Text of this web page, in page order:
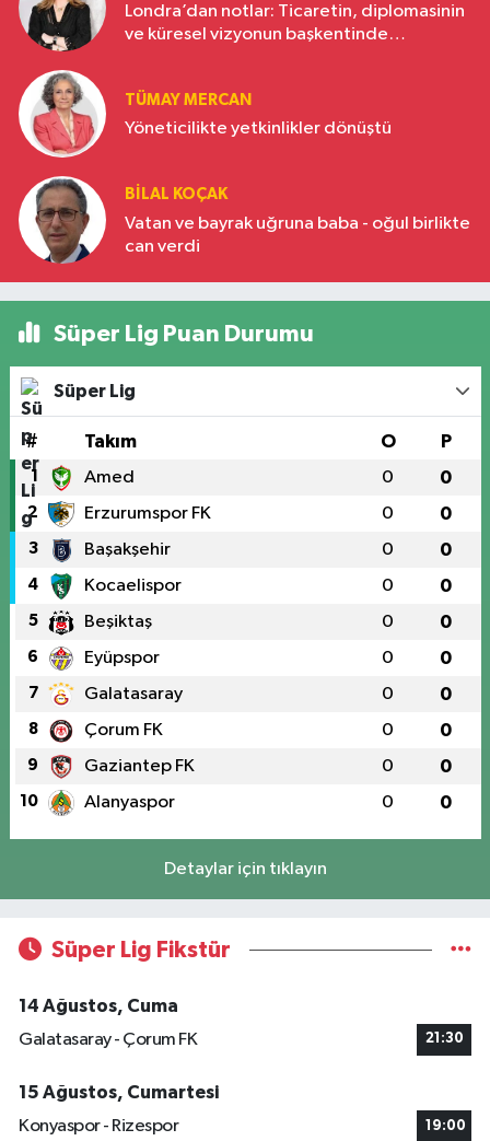
Londra’dan notlar: Ticaretin, diplomasinin
ve küresel vizyonun başkentinde
TÜMAY MERCAN
Yöneticilikte yetkinlikler dönüştü
BILAL KOÇAK
Vatan ve bayrak uğruna baba - oğul birlikte
can verdi
Süper Lig Puan Durumu
Süper Lig
# Takım O P
1 Amed 0 0
2 Erzurumspor FK 0 0
3 Başakşehir 0 0
4 Kocaelispor 0 0
5 Beşiktaş 0 0
6 Eyüpspor 0 0
7 Galatasaray 0 0
8 Çorum FK 0 0
9 Gaziantep FK 0 0
10 Alanyaspor 0 0
Detaylar için tıklayın
Süper Lig Fikstür
14 Ağustos, Cuma
Galatasaray - Çorum FK
21:30
15 Ağustos, Cumartesi
Konyaspor - Rizespor
19:00